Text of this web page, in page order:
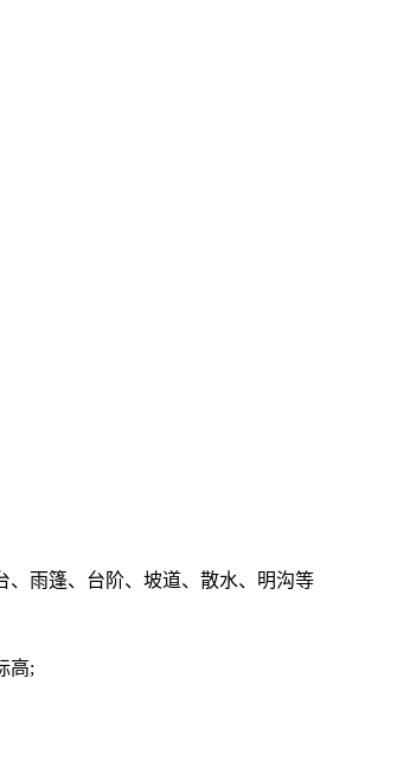
、雨篷、台阶、坡道、散水、明沟等
高;